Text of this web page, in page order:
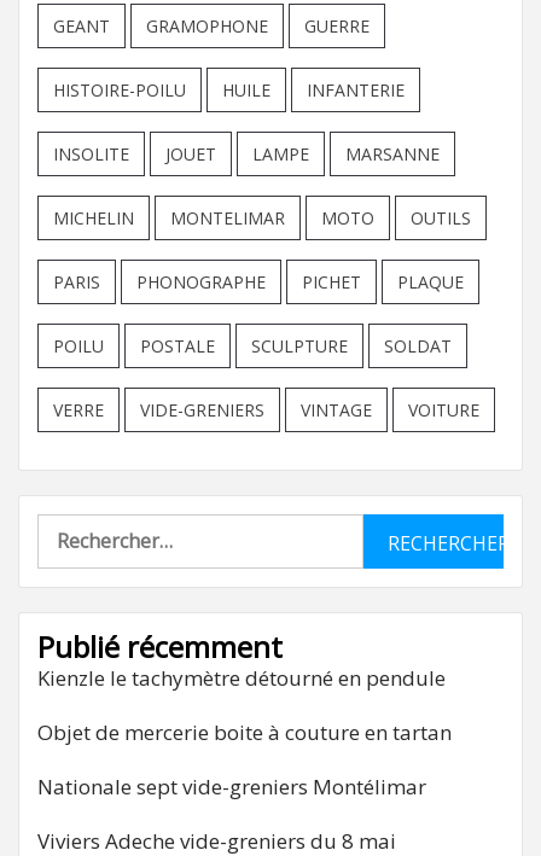
GEANT GRAMOPHONE GUERRE
HISTOIRE-POILU HUILE INFANTERIE
INSOLITE JOUET LAMPE MARSANNE
MICHELIN MONTELIMAR MOTO OUTILS
PARIS PHONOGRAPHE PICHET PLAQUE
POILU POSTALE SCULPTURE SOLDAT
VERRE VIDE-GRENIERS VINTAGE VOITURE
Rechercher :
Publié récemment
Kienzle le tachymètre détourné en pendule
Objet de mercerie boite à couture en tartan
Nationale sept vide-greniers Montélimar
Viviers Adeche vide-greniers du 8 mai